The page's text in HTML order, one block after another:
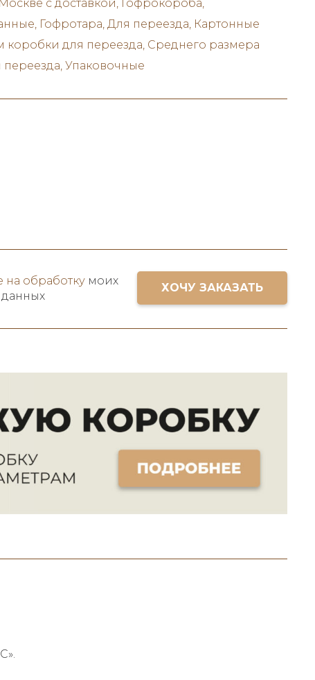
с доставкой, Гофрокороба,
, Гофротара, Для переезда, Картонные
коробки для переезда, Среднего размера
переезда, Упаковочные
на обработкумоих
ХОЧУ ЗАКАЗАТЬ